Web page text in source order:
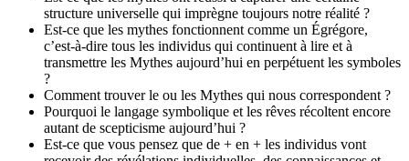
structure universelle qui imprègne toujours notre réalité ?
Est-ce que les mythes fonctionnent comme un Égrégore,
c’est-à-dire tous les individus qui continuent à lire et à
transmettre les Mythes aujourd’hui en perpétuent les symboles
?
Comment trouver le ou les Mythes qui nous correspondent ?
Pourquoi le langage symbolique et les rêves récoltent encore
autant de scepticisme aujourd’hui ?
Est-ce que vous pensez que de + en + les individus vont